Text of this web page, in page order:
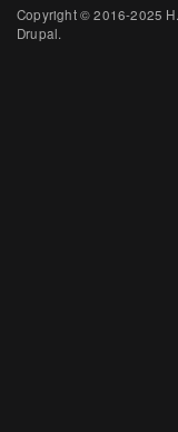
Copyright © 2016-2025
Drupal.